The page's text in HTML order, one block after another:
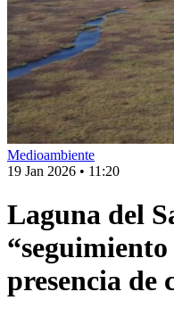
Medioambiente
19 Jan 2026 • 11:20
Laguna del
presencia de